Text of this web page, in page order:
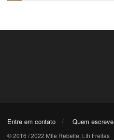
Entre em contato Quem escreve
© 2016 / 2022 Mlle Rebelle, Líh Freitas